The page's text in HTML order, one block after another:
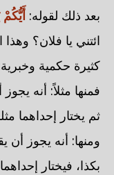
بعد ذلك لقوله: أَيُّكُمْ
ائتني يا فلان؟
كثيرة حكمية
فمنها مثلاً: أنه
ثم يختار
ومنها: أنه يجوز أن
بكذا، فيختار